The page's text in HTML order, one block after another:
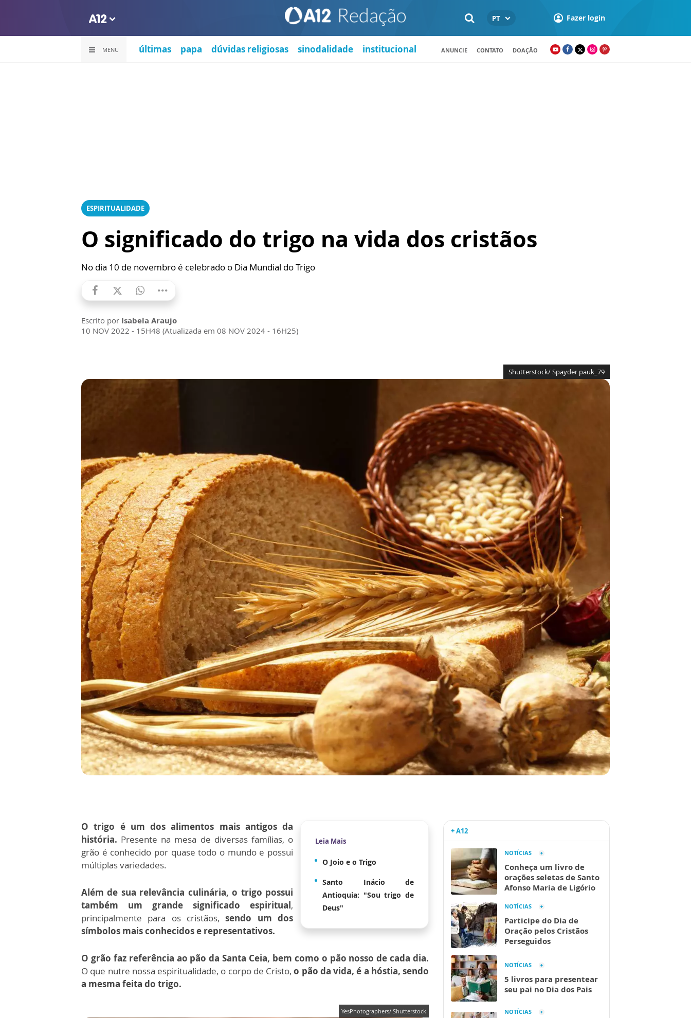
PT Fazer login
MENU últimas papa dúvidas religiosas sinodalidade institucional ANUNCIE CONTATO DOAÇÃO
ESPIRITUALIDADE
O significado do trigo na vida dos cristãos
No dia 10 de novembro é celebrado o Dia Mundial do Trigo
Escrito por Isabela Araujo
10 NOV 2022 - 15H48 (Atualizada em 08 NOV 2024 - 16H25)
Shutterstock/ Spayder pauk_79
Leia Mais
O Joio e o Trigo
Santo Inácio de
Antioquia: "Sou trigo de
Deus"
O trigo é um dos alimentos mais antigos da
história. Presente na mesa de diversas famílias, o
grão é conhecido por quase todo o mundo e possui
múltiplas variedades.
Além de sua relevância culinária, o trigo possui
também um grande significado espiritual,
principalmente para os cristãos,sendo um dos
símbolos mais conhecidos e representativos.
O grão faz referência ao pão da Santa Ceia, bem como o pão nosso de cada dia.
O que nutre nossa espiritualidade, o corpo de Cristo,o pão da vida, é a hóstia, sendo
a mesma feita do trigo.
YesPhotographers/ Shutterstock
+ A12
NOTÍCIAS
Conheça um livro de
orações seletas de Santo
Afonso Maria de Ligório
NOTÍCIAS
Participe do Dia de
Oração pelos Cristãos
Perseguidos
NOTÍCIAS
5 livros para presentear
seu pai no Dia dos Pais
NOTÍCIAS